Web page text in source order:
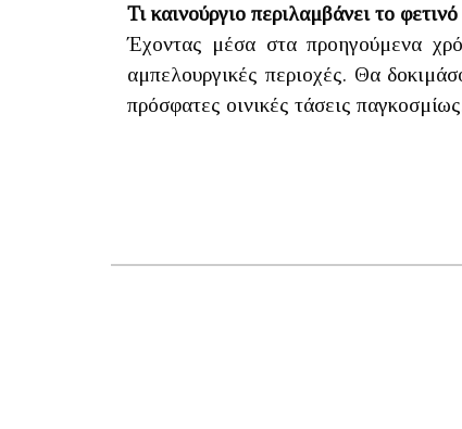
Τι καινούργιο περιλαμβάνει το
Έχοντας μέσα στα προηγούμενα
αμπελουργικές περιοχές. Θα
πρόσφατες οινικές τάσεις